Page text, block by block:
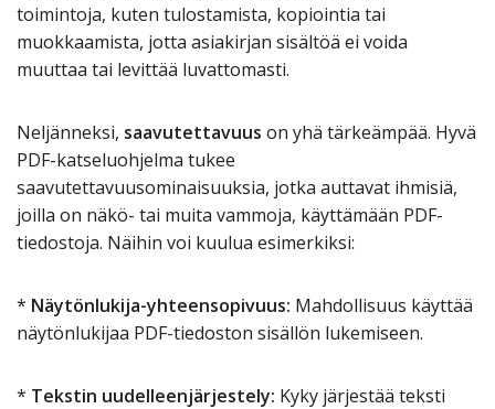
toimintoja, kuten tulostamista, kopiointia tai
muokkaamista, jotta asiakirjan sisältöä ei voida
muuttaa tai levittää luvattomasti.
Neljänneksi, saavutettavuus on yhä tärkeämpää. Hyvä
PDF-katseluohjelma tukee
saavutettavuusominaisuuksia, jotka auttavat ihmisiä,
joilla on näkö- tai muita vammoja, käyttämään PDF-
tiedostoja. Näihin voi kuulua esimerkiksi:
* Näytönlukija-yhteensopivuus: Mahdollisuus käyttää
näytönlukijaa PDF-tiedoston sisällön lukemiseen.
* Tekstin uudelleenjärjestely: Kyky järjestää teksti